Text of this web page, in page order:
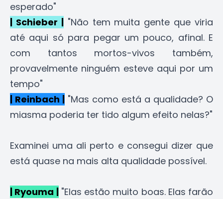
esperado"
| Schieber |"Não tem muita gente que viria
até aqui só para pegar um pouco, afinal. E
com tantos mortos-vivos também,
provavelmente ninguém esteve aqui por um
tempo"
| Reinbach | "Mas como está a qualidade? O
miasma poderia ter tido algum efeito nelas?"
Examinei uma ali perto e consegui dizer que
está quase na mais alta qualidade possível.
| Ryouma |"Elas estão muito boas. Elas farão